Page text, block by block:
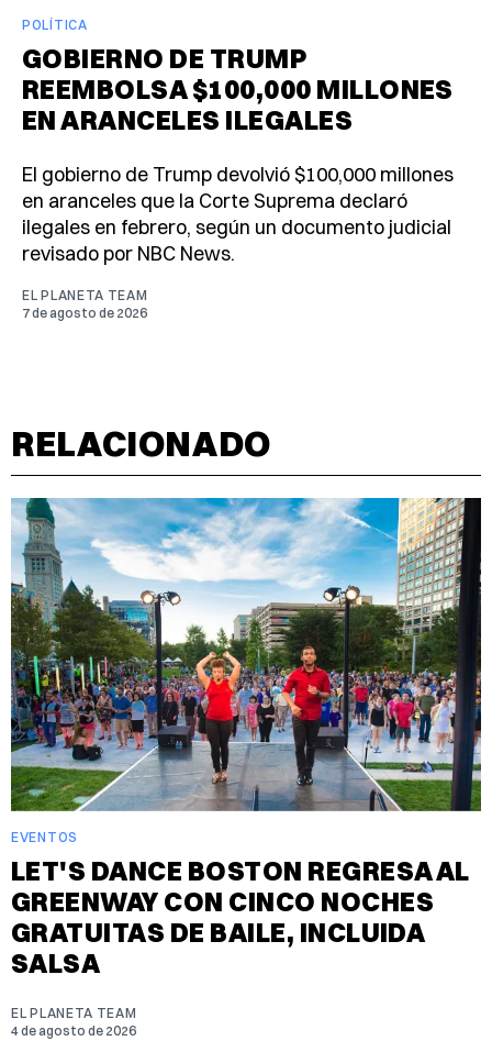
POLÍTICA
GOBIERNO DE TRUMP
REEMBOLSA $100,000 MILLONES
EN ARANCELES ILEGALES
El gobierno de Trump devolvió $100,000 millones
en aranceles que la Corte Suprema declaró
ilegales en febrero, según un documento judicial
revisado por NBC News.
EL PLANETA TEAM
7 de agosto de 2026
RELACIONADO
EVENTOS
LET'S DANCE BOSTON REGRESA AL
GREENWAY CON CINCO NOCHES
GRATUITAS DE BAILE, INCLUIDA
SALSA
EL PLANETA TEAM
4 de agosto de 2026